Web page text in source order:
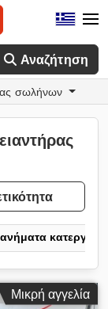
Αναζήτηση
σωλήνων
Μικρή αγγελία